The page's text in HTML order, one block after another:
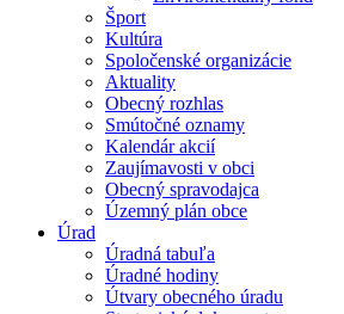
Šport
Kultúra
Spoločenské organizácie
Aktuality
Obecný rozhlas
Smútočné oznamy
Kalendár akcií
Zaujímavosti v obci
Obecný spravodajca
Územný plán obce
Úrad
Úradná tabuľa
Úradné hodiny
Útvary obecného úradu